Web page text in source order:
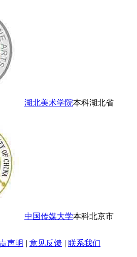
湖北美术学院本科湖北省
中国传媒大学本科北京市
声明 | 意见反馈 | 联系我们